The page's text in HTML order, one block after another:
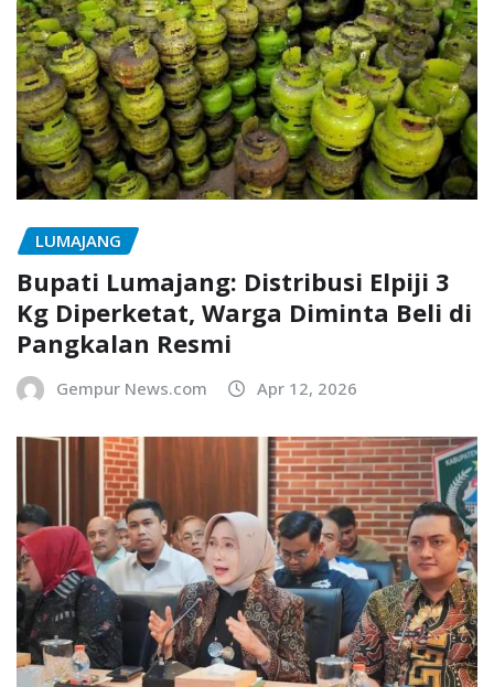
LUMAJANG
Bupati Lumajang: Distribusi Elpiji 3
Kg Diperketat, Warga Diminta Beli di
Pangkalan Resmi
Gempur News.com Apr 12, 2026